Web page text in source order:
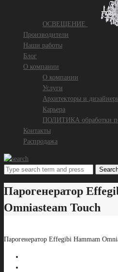
ОСВЕЩЕНИЕ
Производители
Наши работы
Блог
О компании
О компании
Услуги
Архитекторы и
Карьера
ПОЛИТИКА обработки
Контакты
Распродажа
Парогенератор
Omniasteam Touch
Парогенератор Effegibi Hammam